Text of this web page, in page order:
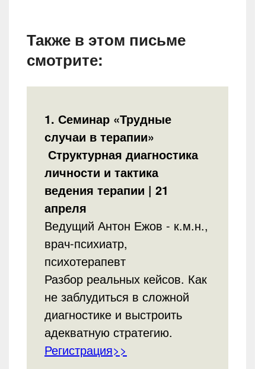
Также в этом письме
смотрите:
1. Семинар «Трудные
случаи в терапии»
Структурная диагностика
личности и тактика
ведения терапии | 21
апреля
Ведущий Антон Ежов - к.м.н.,
врач-психиатр,
психотерапевт
Разбор реальных кейсов. Как
не заблудиться в сложной
диагностике и выстроить
адекватную стратегию.
Регистрация>>